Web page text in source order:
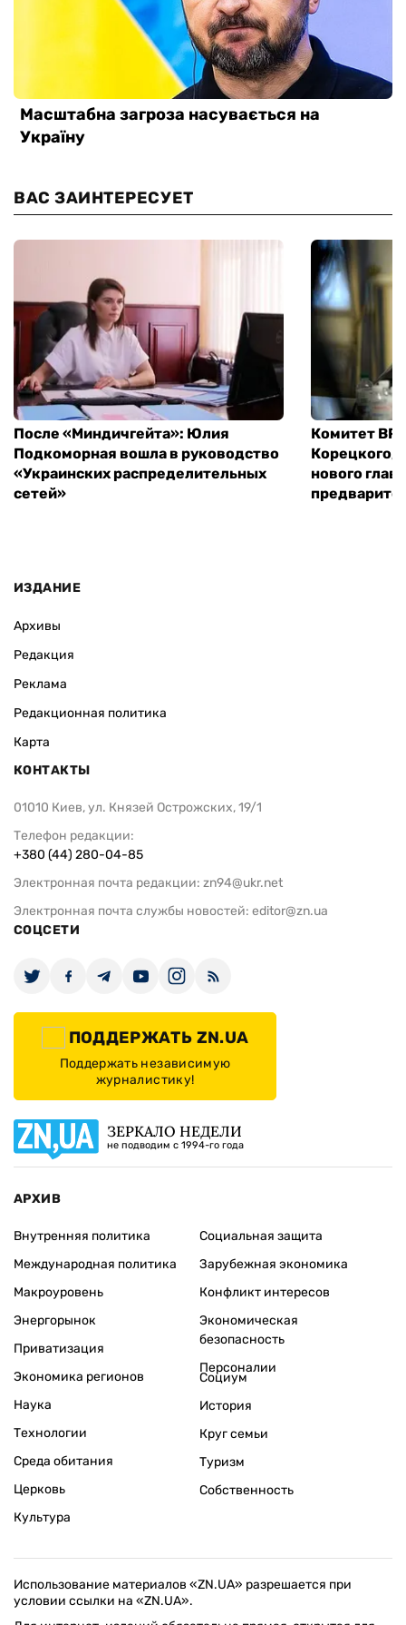
ВАС ЗАИНТЕРЕСУЕТ
После «Миндичгейта»: Юлия
Подкоморная вошла в руководство
«Украинских распределительных
сетей»
Комитет ВР
Корецкого,
нового
ИЗДАНИЕ
Архивы
Редакция
Реклама
Редакционная политика
Карта
КОНТАКТЫ
01010 Киев, ул. Князей Острожских, 19/1
Телефон редакции:
+380 (44) 280-04-85
Электронная почта редакции: zn94@ukr.net
Электронная почта службы новостей: editor@zn.ua
СОЦСЕТИ
ПОДДЕРЖАТЬ ZN.UA
Поддержать независимую
журналистику!
ЗЕРКАЛО НЕДЕЛИ
не подводим с 1994-го года
АРХИВ
Внутренняя политика
Международная политика
Макроуровень
Энергорынок
Приватизация
Экономика регионов
Социальная защита
Зарубежная экономика
Конфликт интересов
Экономическая
безопасность
Персоналии
Наука
Технологии
Среда обитания
Церковь
Культура
Социум
История
Круг семьи
Туризм
Собственность
Использование материалов «ZN.UA» разрешается при
условии ссылки на «ZN.UA».